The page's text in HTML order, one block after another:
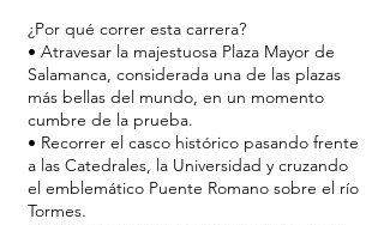
¿Por qué correr esta carrera?
• Atravesar la majestuosa Plaza Mayor de
Salamanca, considerada una de las plazas
más bellas del mundo, en un momento
cumbre de la prueba.
• Recorrer el casco histórico pasando frente
a las Catedrales, la Universidad y cruzando
el emblemático Puente Romano sobre el río
Tormes.